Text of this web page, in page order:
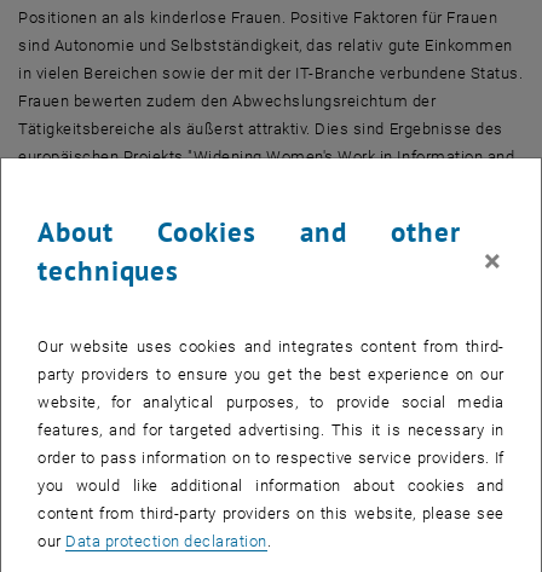
Positionen an als kinderlose Frauen. Positive Faktoren für Frauen
sind Autonomie und Selbstständigkeit, das relativ gute Einkommen
in vielen Bereichen sowie der mit der IT-Branche verbundene Status.
Frauen bewerten zudem den Abwechslungsreichtum der
Tätigkeitsbereiche als äußerst attraktiv. Dies sind Ergebnisse des
europäischen Projekts "Widening Women's Work in Information and
Ein europäisches Problem
An dem von der Europäischen Kommission im "Information Society
und wirtschaftsnahen Organisationen in Belgien, Frankreich,
Großbritannien, Irland, Italien, Österreich und Portugal beteiligt. Das
Datenmaterial setzt sich aus insgesamt 140 biographischen
Interviews (33 davon mit Männern) und mehreren Firmen-
Fallstudien zusammen.
Über den geringen Frauenanteil im IT-Sektor gibt es zwar viel
Zahlenmaterial, jedoch mit wenig Aussagekraft. Ein Grund dafür
About Cookies and other
techniques
×
Our website uses cookies and integrates content from third-
party providers to ensure you get the best experience on our
website, for analytical purposes, to provide social media
features, and for targeted advertising. This it is necessary in
order to pass information on to respective service providers. If
you would like additional information about cookies and
content from third-party providers on this website, please see
our Data protection declaration